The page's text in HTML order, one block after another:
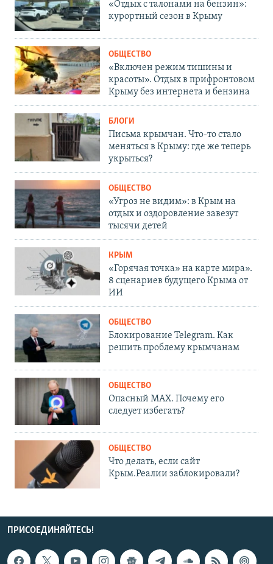
«Отдых с талонами на бензин»:
курортный сезон в Крыму
ОБЩЕСТВО
«Включен режим тишины и
красоты». Отдых в прифронтовом
Крыму без интернета и бензина
БЛОГИ
Письма крымчан. Что-то стало
меняться в Крыму: где же теперь
укрыться?
ОБЩЕСТВО
«Угроз не видим»: в Крым на
отдых и оздоровление завезут
тысячи детей
КРЫМ
«Горячая точка» на карте мира».
8 сценариев будущего Крыма от
ИИ
ОБЩЕСТВО
Блокирование Telegram. Как
решить проблему крымчанам
ОБЩЕСТВО
Опасный MAX. Почему его
следует избегать?
ОБЩЕСТВО
Что делать, если сайт
Крым.Реалии заблокировали?
ПРИСОЕДИНЯЙТЕСЬ!